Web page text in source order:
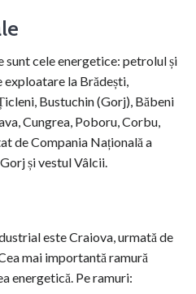
sunt cele energetice: petrolul și
la Brădești,
Bustuchin (Gorj), Băbeni
Cungrea, Poboru, Corbu,
de Compania Națională a
și vestul Vâlcii.
este Craiova, urmată de
mai importantă ramură
energetică. Pe ramuri: